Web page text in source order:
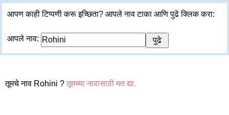
आपण काही टिप्पणी करू इच्छिता? आपले नाव टाका आणि पुढे क्लिक करा:
आपले नाव:
तूमचे नाव Rohini ? तूमच्या नावासाठी मत द्या.